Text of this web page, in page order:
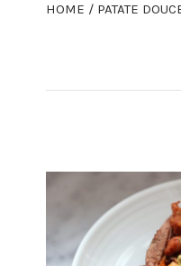
HOME / PATATE